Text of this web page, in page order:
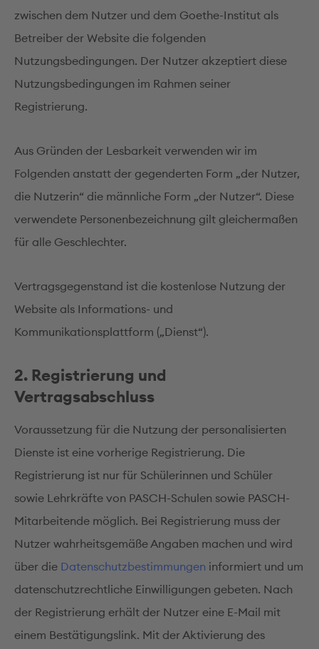
zwischen dem Nutzer und dem Goethe-Institut als
Betreiber der Website die folgenden
Nutzungsbedingungen. Der Nutzer akzeptiert diese
Nutzungsbedingungen im Rahmen seiner
Registrierung.
Aus Gründen der Lesbarkeit verwenden wir im
Folgenden anstatt der gegenderten Form „der Nutzer,
die Nutzerin“ die männliche Form „der Nutzer“. Diese
verwendete Personenbezeichnung gilt gleichermaßen
für alle Geschlechter.
Vertragsgegenstand ist die kostenlose Nutzung der
Website als Informations- und
Kommunikationsplattform („Dienst“).
2. Registrierung und
Vertragsabschluss
Voraussetzung für die Nutzung der personalisierten
Dienste ist eine vorherige Registrierung. Die
Registrierung ist nur für Schülerinnen und Schüler
sowie Lehrkräfte von PASCH-Schulen sowie PASCH-
Mitarbeitende möglich. Bei Registrierung muss der
Nutzer wahrheitsgemäße Angaben machen und wird
über die Datenschutzbestimmungen informiert und um
datenschutzrechtliche Einwilligungen gebeten. Nach
der Registrierung erhält der Nutzer eine E-Mail mit
einem Bestätigungslink. Mit der Aktivierung des